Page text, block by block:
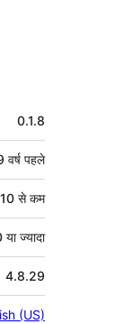
0.1.8
वर्ष पहले
10 से कम
ज्यादा
4.8.29
(US)